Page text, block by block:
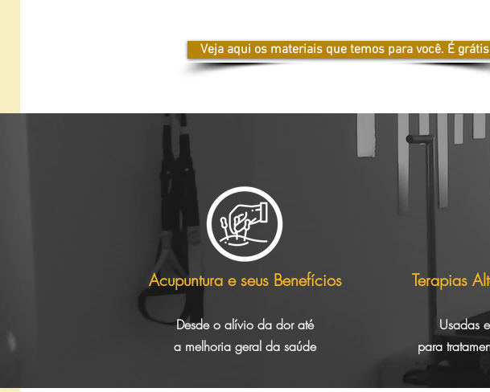
Veja aqui os materiais que temos para você. É
Acupuntura e seus Benefícios
Desde o alívio da dor até
a melhoria geral da saúde
Terapias
Usadas
para